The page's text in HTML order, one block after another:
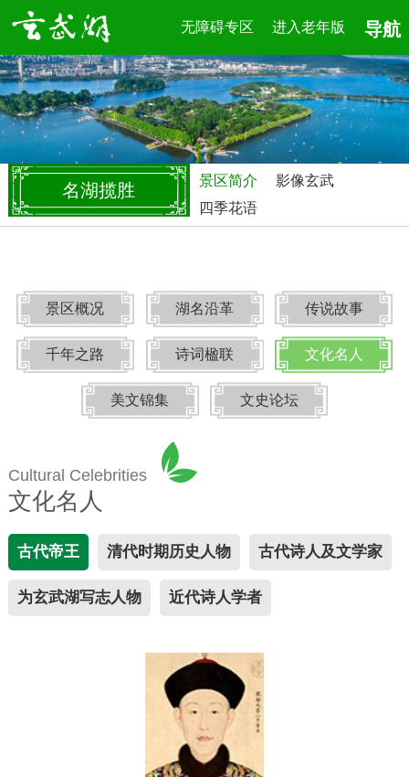
无障碍专区 进入老年版 导航
名湖揽胜 景区简介
影像玄武
四季花语
景区概况 湖名沿革 传说故事
千年之路 诗词楹联 文化名人
美文锦集 文史论坛
Cultural Celebrities
文化名人
古代帝王 清代时期历史人物 古代诗人及文学家
为玄武湖写志人物 近代诗人学者